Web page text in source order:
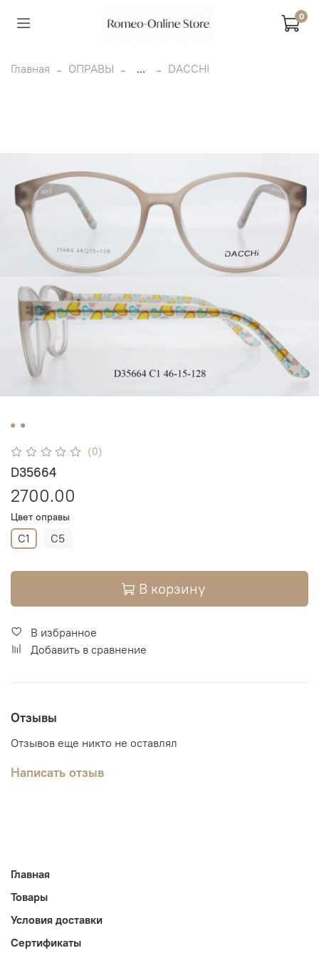
0
Главная ОПРАВЫ ... DACCHI
(0)
D35664
2700.00
Цвет оправы
C1 C5
В корзину
В избранное
Добавить в сравнение
Отзывы
Отзывов еще никто не оставлял
Написать отзыв
Главная
Товары
Условия доставки
Сертификаты